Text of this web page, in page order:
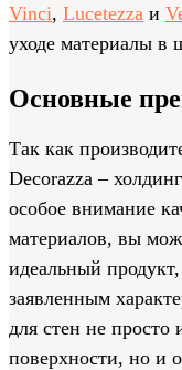
Vinci, Lucetezza и
уходе материалы в
Основные
Так как
Decorazza –
особое внимание
материалов, вы
идеальный
заявленным
для стен не просто
поверхности, но и